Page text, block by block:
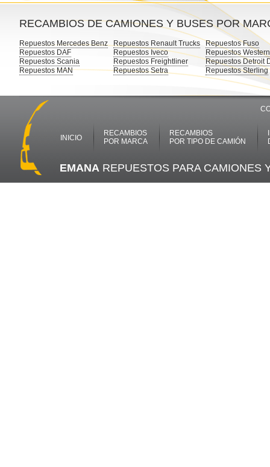
RECAMBIOS DE CAMIONES Y BUSES POR
Repuestos Mercedes Benz
Repuestos DAF
Repuestos Scania
Repuestos MAN
Repuestos Renault Trucks
Repuestos Iveco
Repuestos Freightliner
Repuestos Setra
Repuestos Fuso
Repuestos
Repuestos Detroit
Repuestos Sterling
INICIO
RECAMBIOS
POR MARCA
RECAMBIOS
POR TIPO DE CAMIÓN
EMANA REPUESTOS PARA CAMIONES